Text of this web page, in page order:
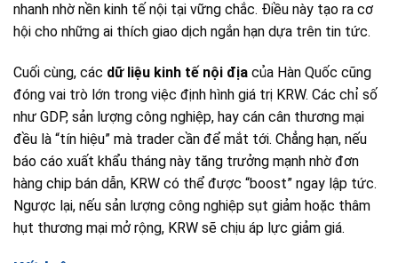
nhanh nhờ nền kinh tế nội tại vững chắc. Điều này tạo ra cơ
hội cho những ai thích giao dịch ngắn hạn dựa trên tin tức.
Cuối cùng, các dữ liệu kinh tế nội địa của Hàn Quốc cũng
đóng vai trò lớn trong việc định hình giá trị KRW. Các chỉ số
như GDP, sản lượng công nghiệp, hay cán cân thương mại
đều là “tín hiệu” mà trader cần để mắt tới. Chẳng hạn, nếu
báo cáo xuất khẩu tháng này tăng trưởng mạnh nhờ đơn
hàng chip bán dẫn, KRW có thể được “boost” ngay lập tức.
Ngược lại, nếu sản lượng công nghiệp sụt giảm hoặc thâm
hụt thương mại mở rộng, KRW sẽ chịu áp lực giảm giá.